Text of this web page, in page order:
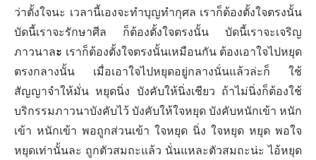
ว่าตั้งใจนะ เวลานี้เองจะทำบุญทำกุศล เราก็ต้องตั้งใจตรงนั้น
บัดนี้เราจะรักษาศีล ก็ต้องตั้งใจตรงนั้น บัดนี้เราจะเจริญ
ภาวนาละ เราก็ต้องตั้งใจตรงนั้นเหมือนกัน ต้องเอาใจไปหยุด
ตรงกลางนั้น เมื่อเอาใจไปหยุดอยู่กลางนั่นแล้วล่ะก็ ใช้
สัญญาจำให้มั่น หยุดนิ่ง บังคับให้นิ่งเชียว ถ้าไม่นิ่งก็ต้องใช้
บริกรรมภาวนาบังคับไว้ บังคับให้ใจหยุด บังคับหนักเข้า หนัก
เข้า หนักเข้า พอถูกส่วนเข้า ใจหยุด นิ่ง ใจหยุด หยุด พอใจ
หยุดเท่านั้นละ ถูกตัวสมถะแล้ว นั่นแหละตัวสมถะน่ะ ไอ้หยุด